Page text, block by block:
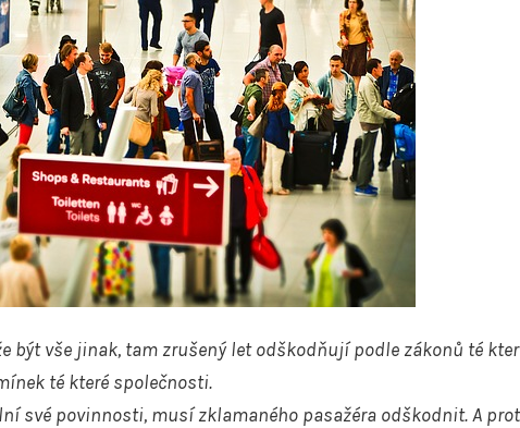
být vše jinak, tam zrušený let odškodňují podle zákonů té
té které společnosti.
své povinnosti, musí zklamaného pasažéra odškodnit. A